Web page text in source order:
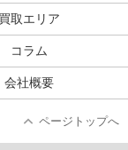
買取エリア
コラム
会社概要
ページトップへ